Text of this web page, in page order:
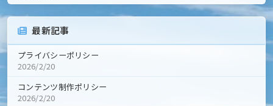
最新記事
プライバシーポリシー
2026/2/20
コンテンツ制作ポリシー
2026/2/20